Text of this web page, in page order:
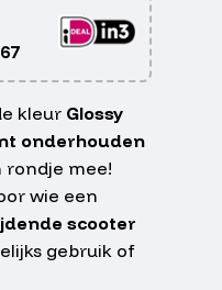
kleur Glossy
onderhouden
rondje mee!
wie een
scooter
gebruik of